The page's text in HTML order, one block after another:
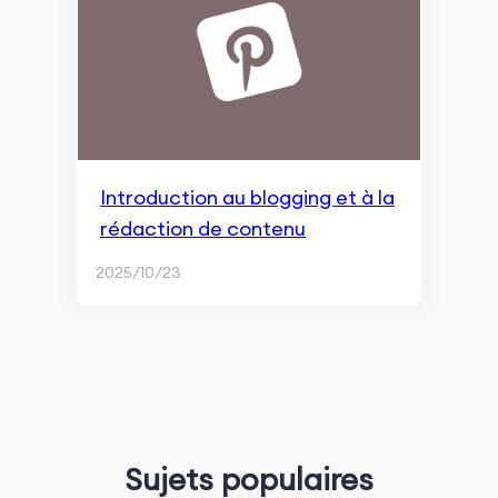
Introduction au blogging et à la
rédaction de contenu
2025/10/23
Sujets populaires